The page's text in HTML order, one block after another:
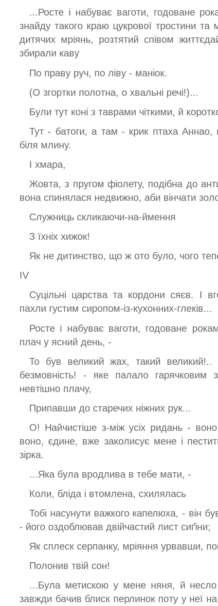
...Росте і набуває ваготи, годоване
знайду такого краю цукрової тростини
дитячих мріянь, розтятий співом
збирали каву
По праву руч, по ліву - маніок.
(О згортки полотна, о хвальні речі!)...
Були тут коні з таврами чіткими, й
Тут - батоги, а там - крик птаха Аннао,
біля млину.
І хмара,
Жовта, з пругом фіолету, подібна до
вона спинялася недвижно, аби вінчати
Служниць скликаючи-на-ймення
З їхніх хижок!
Як не дитинство, що ж ото було, чого
IV
Суцільні царства та кордони сяєв. І
пахли густим сиропом-із-кухонних-глеків...
Росте і набуває ваготи, годоване
плач у ясний день, -
То був великий жах, такий
безмовність! - яке палало
невтішно плачу,
Припавши до старечих ніжних рук...
О! Найчистіше з-між усіх ридань -
воно, єдине, вже заколисує мене і
зірка.
...Яка була вродлива в тебе мати, -
Коли, бліда і втомлена, схилялась
Тобі насунути важкого капелюха, - він
- його оздоблював двійчастий лист сиґіни;
Як сплеск серпанку, мріяння урвавши,
Полонив твій сон!
...Була метискою у мене няня, й
завжди бачив блиск перлинок поту у неї на